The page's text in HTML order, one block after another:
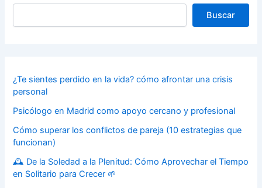
Buscar
¿Te sientes perdido en la vida? cómo afrontar una crisis
personal
Psicólogo en Madrid como apoyo cercano y profesional
Cómo superar los conflictos de pareja (10 estrategias que
funcionan)
🕰️ De la Soledad a la Plenitud: Cómo Aprovechar el Tiempo
en Solitario para Crecer 🌱